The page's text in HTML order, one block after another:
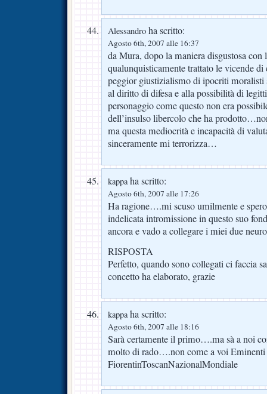
Alessandro ha scritto:
Agosto 6th, 2007 alle 16:37
da Mura, dopo la maniera disgustosa con
qualunquisticamente trattato le vicende
peggior giustizialismo di ipocriti moralisti
al diritto di difesa e alla possibilità di
personaggio come questo non era
dell’insulso libercolo che ha
ma questa mediocrità e incapacità di
sinceramente mi terrorizza…
kappaha scritto:
Agosto 6th, 2007 alle 17:26
Ha ragione….mi scuso umilmente e
indelicata intromissione in questo suo
ancora e vado a collegare i miei due
RISPOSTA
Perfetto, quando sono collegati ci faccia
concetto ha elaborato, grazie
kappaha scritto:
Agosto 6th, 2007 alle 18:16
Sarà certamente il primo….ma sà a noi
molto di rado….non come a voi
FiorentinToscanNazionalMondiale